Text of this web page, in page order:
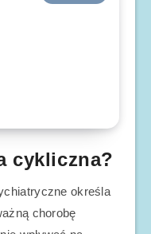
cykliczna?
określa
chorobę